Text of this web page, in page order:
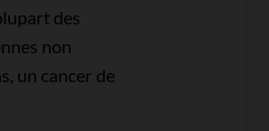
des
non
un cancer de